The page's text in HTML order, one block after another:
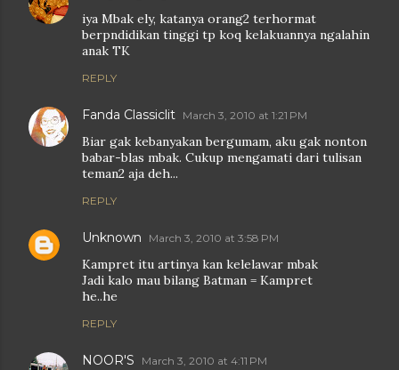
iya Mbak ely, katanya orang2 terhormat
berpndidikan tinggi tp koq kelakuannya ngalahin
anak TK
REPLY
Fanda Classiclit March 3, 2010 at 1:21 PM
Biar gak kebanyakan bergumam, aku gak nonton
babar-blas mbak. Cukup mengamati dari tulisan
teman2 aja deh...
REPLY
Unknown March 3, 2010 at 3:58 PM
Kampret itu artinya kan kelelawar mbak
Jadi kalo mau bilang Batman = Kampret
he..he
REPLY
NOOR'S March 3, 2010 at 4:11 PM